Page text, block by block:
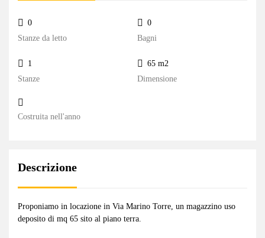
Stanze da letto
0
Bagni
0
Stanze
1
Dimensione
65 m2
Costruita nell'anno
Descrizione
Proponiamo in locazione in Via Marino Torre, un magazzino uso
deposito di mq 65 sito al piano terra.